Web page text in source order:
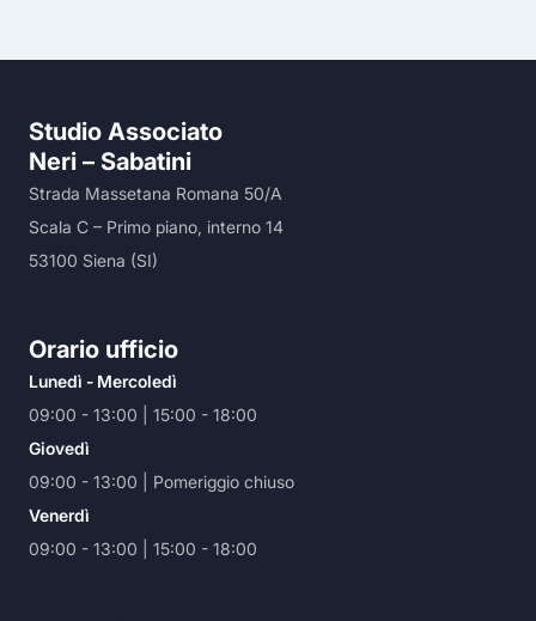
Studio Associato
Neri – Sabatini
Strada Massetana Romana 50/A
Scala C – Primo piano, interno 14
53100 Siena (SI)
Orario ufficio
Lunedì - Mercoledì
09:00 - 13:00 | 15:00 - 18:00
Giovedì
09:00 - 13:00 | Pomeriggio chiuso
Venerdì
09:00 - 13:00 | 15:00 - 18:00